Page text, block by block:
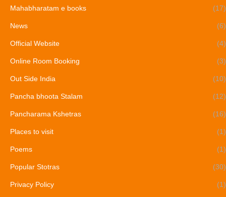
Mahabharatam e books (17)
News (6)
Official Website (4)
Online Room Booking (3)
Out Side India (10)
Pancha bhoota Stalam (12)
Pancharama Kshetras (16)
Places to visit (1)
Poems (1)
Popular Stotras (30)
Privacy Policy (1)